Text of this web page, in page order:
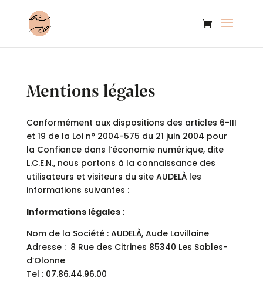
Mentions légales
Conformément aux dispositions des articles 6-III
et 19 de la Loi n° 2004-575 du 21 juin 2004 pour
la Confiance dans l’économie numérique, dite
L.C.E.N., nous portons à la connaissance des
utilisateurs et visiteurs du site AUDELÀ les
informations suivantes :
Informations légales :
Nom de la Société : AUDELÀ, Aude Lavillaine
Adresse : 8 Rue des Citrines 85340 Les Sables-
d’Olonne
Tel : 07.86.44.96.00